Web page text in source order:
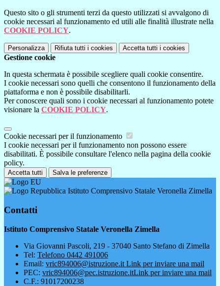
Questo sito o gli strumenti terzi da questo utilizzati si avvalgono di
cookie necessari al funzionamento ed utili alle finalità illustrate nella
COOKIE POLICY.
Personalizza Rifiuta tutti i cookies Accetta tutti i cookies
Gestione cookie
In questa schermata è possibile scegliere quali cookie consentire.
I cookie necessari sono quelli che consentono il funzionamento della
piattaforma e non è possibile disabilitarli.
Per conoscere quali sono i cookie necessari al funzionamento potete
visionare la COOKIE POLICY.
Cookie necessari per il funzionamento
I cookie necessari per il funzionamento non possono essere
disabilitati. È possibile consultare l'elenco nella pagina della cookie
policy.
Accetta tutti Salva le preferenze
Istituto Comprensivo Statale Veronella Zimella
Contatti
Istituto Comprensivo Statale Veronella Zimella
Via Giovanni Pascoli, 219 - 37040 Santo Stefano di Zimella
Tel: Telefono 0442 491006
Email: vric894006@istruzione.it Link per inviare una mail
PEC: vric894006@pec.istruzione.itLink per inviare una mail
C.F.: 91017200238